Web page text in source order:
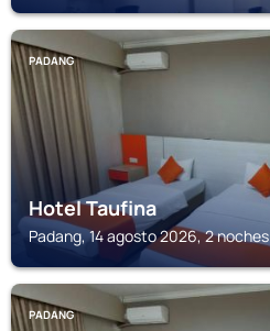
PADANG
Hotel Taufina
Padang, 14 agosto 2026, 2 noches
PADANG